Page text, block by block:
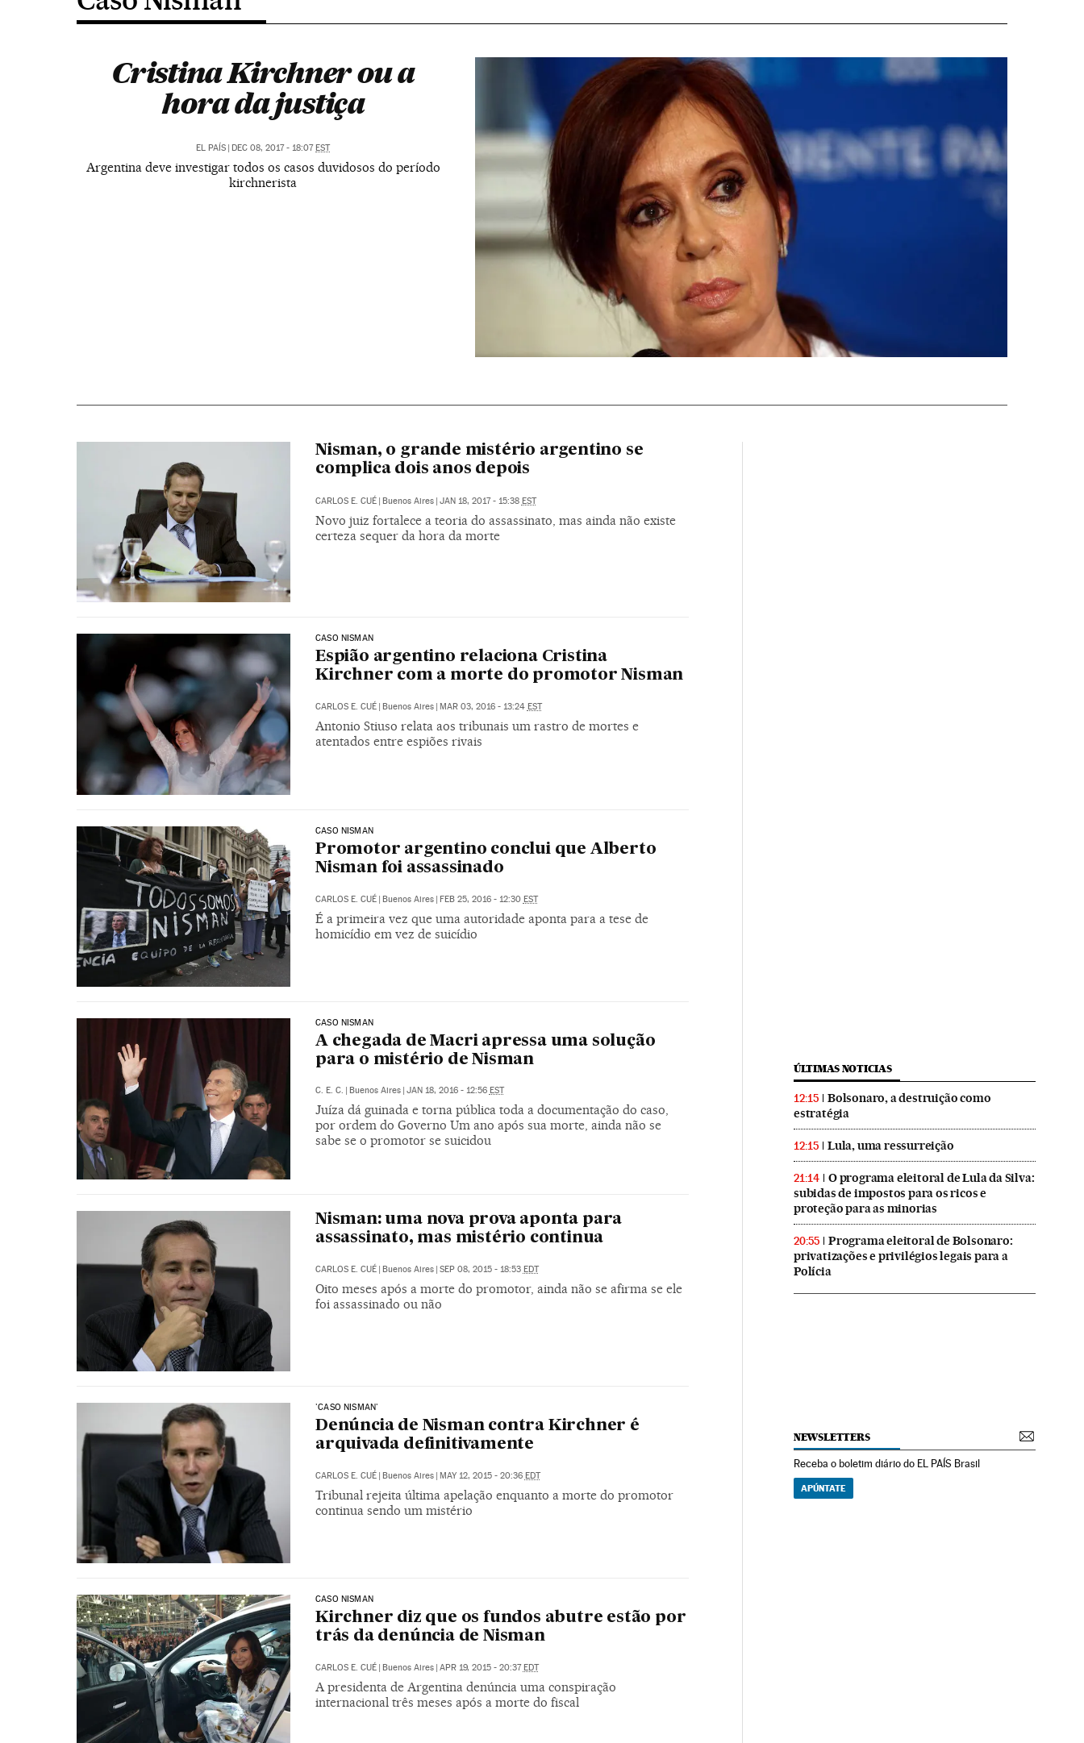
Cristina Kirchner ou a
hora da justiça
EL PAÍS | DEC 08, 2017 - 18:07EST
Argentina deve investigar todos os casos duvidosos do período
kirchnerista
Nisman, o grande mistério argentino se
complica dois anos depois
CARLOS E. CUÉ | Buenos Aires | JAN 18, 2017 - 15:38 EST
Novo juiz fortalece a teoria do assassinato, mas ainda não existe
certeza sequer da hora da morte
CASO NISMAN
Espião argentino relaciona Cristina
Kirchner com a morte do promotor Nisman
CARLOS E. CUÉ Buenos Aires MAR 03, 2016 - 13:24 EST
Antonio Stiuso relata aos tribunais um rastro de mortes e
atentados entre espiões rivais
CASO NISMAN
Promotor argentino conclui que Alberto
Nisman foi assassinado
CARLOS E. CUÉ | Buenos Aires | FEB 25, 2016 - 12:30 EST
É a primeira vez que uma autoridade aponta para a tese de
homicídio em vez de suicídio
CASO NISMAN
A chegada de Macri apressa uma solução
para o mistério de Nisman
C. E. C. Buenos Aires JAN 18, 2016 - 12:56 EST
Juíza dá guinada e torna pública toda a documentação do caso,
por ordem do Governo Um ano após sua morte, ainda não se
sabe se o promotor se suicidou
Nisman: uma nova prova aponta para
assassinato, mas mistério continua
CARLOS E. CUÉ Buenos Aires SEP 08, 2015 - 18:53 EDT
Oito meses após a morte do promotor, ainda não se afirma se ele
foi assassinado ou não
'CASO NISMAN'
Denúncia de Nisman contra Kirchner é
arquivada definitivamente
CARLOS E. CUÉ | Buenos Aires | MAY 12, 2015 - 20:36 EDT
Tribunal rejeita última apelação enquanto a morte do promotor
continua sendo um mistério
CASO NISMAN
Kirchner diz que os fundos abutre estão por
trás da denúncia de Nisman
CARLOS E. CUÉ Buenos Aires APR 19, 2015 - 20:37 EDT
A presidenta de Argentina denúncia uma conspiração
internacional três meses após a morte do fiscal
ÚLTIMAS NOTICIAS
12:15
Bolsonaro, a destruição como
estratégia
12:15 Lula, uma ressurreição
21:14
O programa eleitoral de Lula da Silva:
subidas de impostos para os ricos e
proteção para as minorias
20:55
Programa eleitoral de Bolsonaro:
privatizações e privilégios legais para a
Polícia
NEWSLETTERS
Receba o boletim diário do EL PAÍS Brasil
APÚNTATE